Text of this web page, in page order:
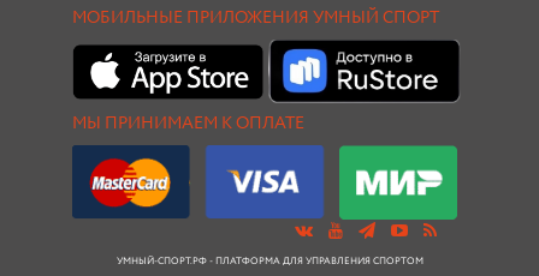
МОБИЛЬНЫЕ ПРИЛОЖЕНИЯ УМНЫЙ СПОРТ
МЫ ПРИНИМАЕМ К ОПЛАТЕ
УМНЫЙ-СПОРТ.РФ - ПЛАТФОРМА ДЛЯ УПРАВЛЕНИЯ СПОРТОМ